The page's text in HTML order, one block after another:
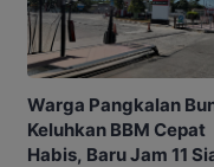
Warga Pangkalan
Keluhkan BBM Cepat
Habis, Baru Jam 11